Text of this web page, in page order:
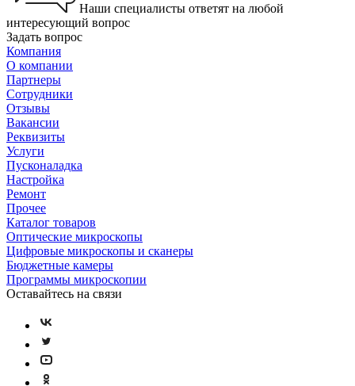
Наши специалисты ответят на любой
интересующий вопрос
Задать вопрос
Компания
О компании
Партнеры
Сотрудники
Отзывы
Вакансии
Реквизиты
Услуги
Пусконаладка
Настройка
Ремонт
Прочее
Каталог товаров
Оптические микроскопы
Цифровые микроскопы и сканеры
Бюджетные камеры
Программы микроскопии
Оставайтесь на связи